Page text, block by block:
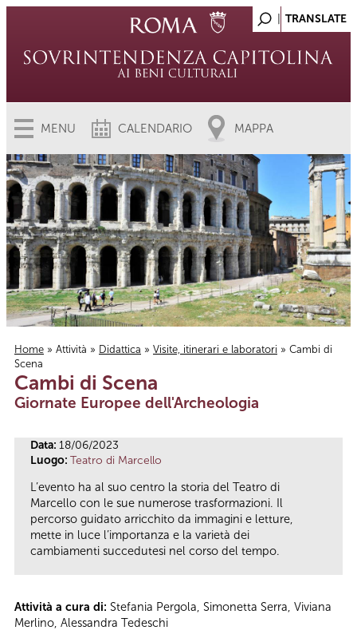
MENU CALENDARIO MAPPA
Tu sei qui
Home » Attività » Didattica » Visite, itinerari e laboratori » Cambi di
Scena
Cambi di Scena
Giornate Europee dell'Archeologia
Data: 18/06/2023
Luogo: Teatro di Marcello
L’evento ha al suo centro la storia del Teatro di
Marcello con le sue numerose trasformazioni. Il
percorso guidato arricchito da immagini e letture,
mette in luce l’importanza e la varietà dei
cambiamenti succedutesi nel corso del tempo.
Attività a cura di: Stefania Pergola, Simonetta Serra, Viviana
Merlino, Alessandra Tedeschi